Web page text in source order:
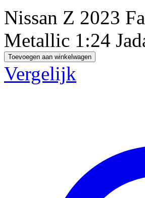
Nissan Z 2023
Metallic 1:24
Toevoegen aan winkelwagen
Vergelijk